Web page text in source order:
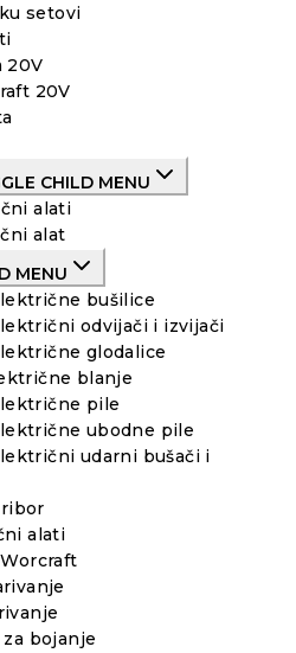
setovi
20V
20V
CHILD MENU
alati
alat
MENU
bušilice
odvijači i izvijači
glodalice
blanje
pile
ubodne pile
udarni bušači i
alati
bojanje